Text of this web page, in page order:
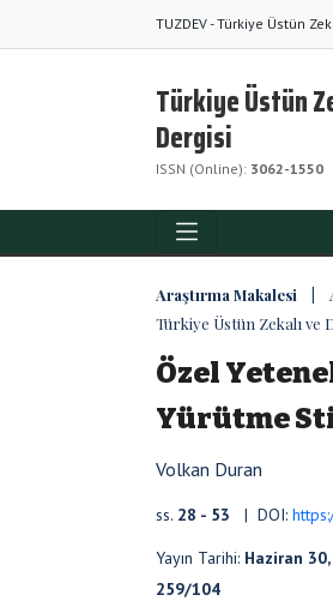
TUZDEV - Türkiye Üstün
Türkiye Üstün
Dergisi
ISSN (Online): 3062-1550
Araştırma Makalesi |
Türkiye Üstün Zekalı ve
Özel
Yürütme
Volkan Duran
ss. 28 - 53 | DOI:
Yayın Tarihi: Haziran
259/104